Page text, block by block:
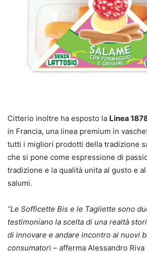
Citterio inoltre ha esposto la Linea
in Francia, una linea premium in
tutti i migliori prodotti della tradizione
che si pone come espressione di
tradizione e la qualità unita al gusto e
salumi.
“Le Sofficette Bis e le Tagliette sono
testimoniano la scelta di una realtà
di innovare e andare incontro ai nuovi
consumatori – afferma Alessandro Riva